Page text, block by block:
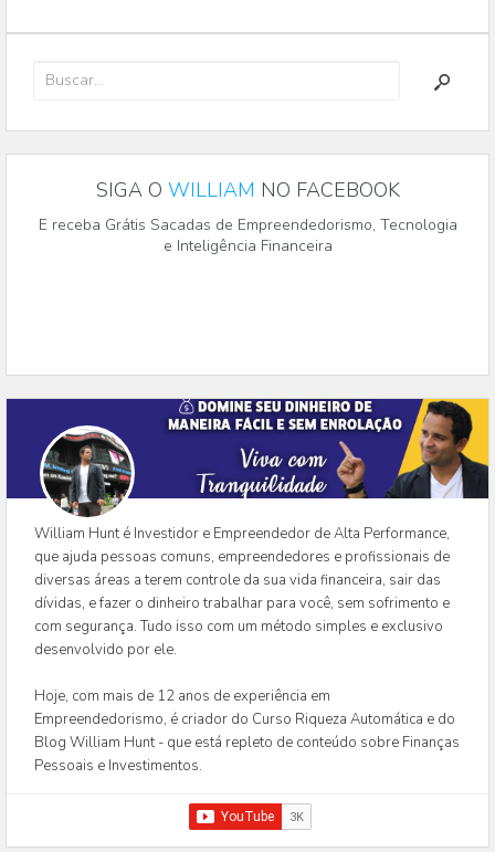
SIGA O WILLIAM NO FACEBOOK
E receba Grátis Sacadas de Empreendedorismo, Tecnologia
e Inteligência Financeira
William Hunt é Investidor e Empreendedor de Alta Performance,
que ajuda pessoas comuns, empreendedores e profissionais de
diversas áreas a terem controle da sua vida financeira, sair das
dívidas, e fazer o dinheiro trabalhar para você, sem sofrimento e
com segurança. Tudo isso com um método simples e exclusivo
desenvolvido por ele.
Hoje, com mais de 12 anos de experiência em
Empreendedorismo, é criador do Curso Riqueza Automática e do
Blog William Hunt - que está repleto de conteúdo sobre Finanças
Pessoais e Investimentos.